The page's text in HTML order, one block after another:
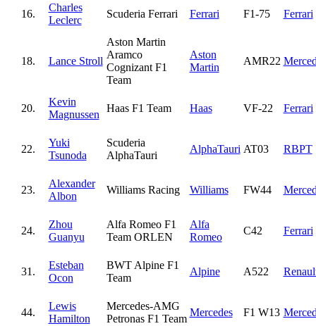
16.
Charles
Leclerc
Scuderia Ferrari Ferrari F1-75 Ferrari
18. Lance Stroll
Aston Martin
Aramco
Cognizant F1
Team
Aston
Martin
AMR22
20.
Kevin
Magnussen
Haas F1 Team Haas VF-22 Ferrari
22.
Yuki
Tsunoda
Scuderia
AlphaTauri
AlphaTauri AT03 RBPT
23.
Alexander
Albon
Williams Racing Williams FW44
24.
Zhou
Guanyu
Alfa Romeo F1
Team ORLEN
Alfa
Romeo
C42 Ferrari
31.
Esteban
Ocon
BWT Alpine F1
Team
Alpine A522
44.
Lewis
Hamilton
Mercedes-AMG
Petronas F1 Team
Mercedes F1 W13